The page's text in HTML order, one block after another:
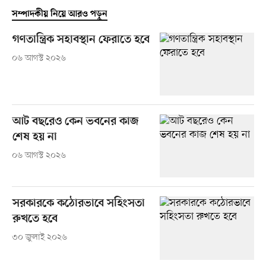
সম্পাদকীয় নিয়ে আরও পড়ুন
গণতান্ত্রিক সহাবস্থান ফেরাতে হবে
০৬ আগস্ট ২০২৬
আট বছরেও কেন ভবনের কাজ
শেষ হয় না
০৬ আগস্ট ২০২৬
সরকারকে কঠোরভাবে সহিংসতা
রুখতে হবে
৩০ জুলাই ২০২৬